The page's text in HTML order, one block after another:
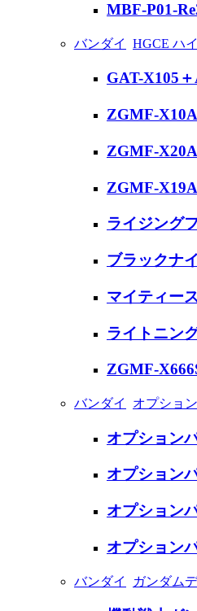
MBF-P01-
バンダイ HGCE ハ
GAT-X105
ZGMF-
ZGMF-
ZGMF-
ライジング
ブラックナ
マイティー
ライトニン
ZGMF-
バンダイ オプショ
オプション
オプション
オプション
オプション
バンダイ ガンダム